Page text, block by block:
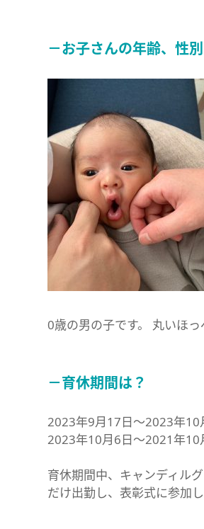
－お子さんの年齢、性
0歳の男の子です。 丸いほっ
－育休期間は？
2023年9月17日～2023年10
2023年10月6日～2021年10
育休期間中、キャンディル
だけ出勤し、表彰式に参加